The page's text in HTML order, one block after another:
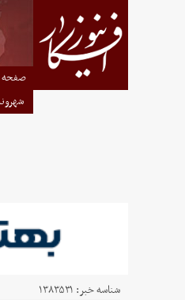
شناسه خبر: ۱۳۸۳۵۳۱